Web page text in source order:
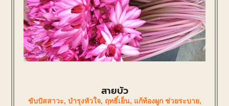
สายบัว
ขับปัสสาวะ, บำรุงหัวใจ, ฤทธิ์เย็น, แก้ท้องผูก ช่วยระบาย,